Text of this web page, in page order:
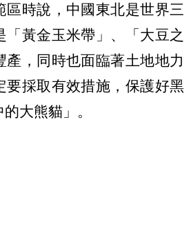
區時說，中國東北是世界三
「黃金玉米帶」、「大豆之
產，同時也面臨著土地地力
要採取有效措施，保護好黑
大熊貓」。